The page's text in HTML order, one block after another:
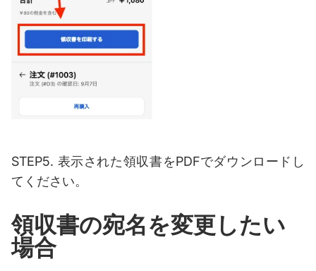
STEP5. 表示された領収書をPDFでダウンロードし
てください。
領収書の宛名を変更したい
場合